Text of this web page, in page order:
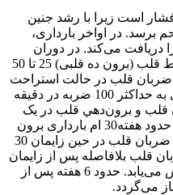
است زیرا با رشد جنین
برسد. در اواخر بارداری،
دریافت می‌کند. در دوران
بارداری میزان خون پمپاژ شده توسط قلب (برون ده قلبی) 25 تا 50
ضربان قلب در حالت استراحت
از 60 ضربه در دقیقه قبل از بارداری به حداکثر 100 ضربه در دقیقه
قلب و برون‌دهي قلب در یک
زن باردار بیشتر افزایش می‌یابد. در حدود هفته30 ام بارداری برون
ده قلبی اندکی کاهش می‌یابد سپس ضربان قلب در حین زایمان 30
قلب بلافاصله پس از زایمان
ابتدا به سرعت سپس به کندی کاهش می‌یابد. حدود 6 هفته پس از
می‌گردد.